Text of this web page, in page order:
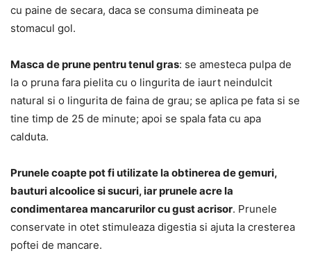
cu paine de secara, daca se consuma dimineata pe
stomacul gol.
Masca de prune pentru tenul gras: se amesteca pulpa de
la o pruna fara pielita cu o lingurita de iaurt neindulcit
natural si o lingurita de faina de grau; se aplica pe fata si se
tine timp de 25 de minute; apoi se spala fata cu apa
calduta.
Prunele coapte pot fi utilizate la obtinerea de gemuri,
bauturi alcoolice si sucuri, iar prunele acre la
condimentarea mancarurilor cu gust acrisor. Prunele
conservate in otet stimuleaza digestia si ajuta la cresterea
poftei de mancare.